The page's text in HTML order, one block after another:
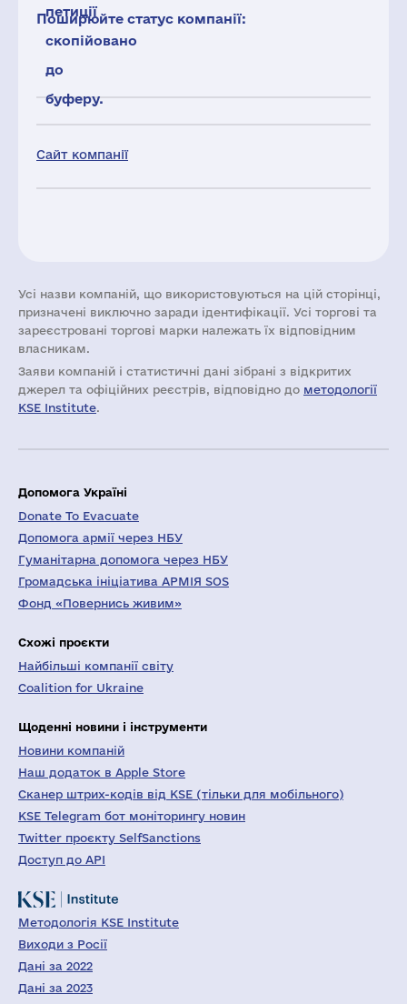
Сайт компанії
петиції
скопійовано
до
буферу.
Поширюйте статус компанії:
Усі назви компаній, що використовуються на цій сторінці,
призначені виключно заради ідентифікації. Усі торгові та
зареєстровані торгові марки належать їх відповідним
власникам.
Заяви компаній i статистичні дані зібрані з відкритих
джерел та офіційних реєстрів, відповідно до методології
KSE Institute.
Допомога Україні
Donate To Evacuate
Допомога армії через НБУ
Гуманітарна допомога через НБУ
Громадська ініціатива АРМІЯ SOS
Фонд «Повернись живим»
Схожі проєкти
Найбільші компанії світу
Coalition for Ukraine
Щоденні новини і інструменти
Новини компаній
Наш додаток в Apple Store
Сканер штрих-кодів від KSE (тільки для мобільного)
KSE Telegram бот моніторингу новин
Twitter проєкту SelfSanctions
Доступ до API
Методологія KSE Institute
Виходи з Росії
Дані за 2022
Дані за 2023